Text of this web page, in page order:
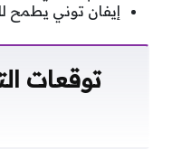
إيفان توني يطمح
توقعات